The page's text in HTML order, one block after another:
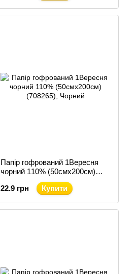
Папір гофрований 1Вересня
чорний 110% (50смх200см)
22.9 грн
Купити